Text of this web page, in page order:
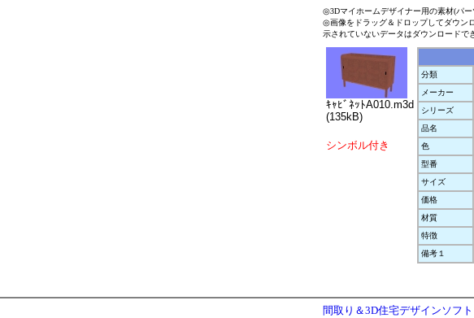
◎3Dマイホームデザイナー用の素材(パー
◎画像をドラッグ＆ドロップしてダウン
示されていないデータはダウンロードで
ｷｬﾋﾞﾈｯﾄA010.m3d
(135kB)
シンボル付き
分類
メーカー
シリーズ
品名
色
型番
サイズ
価格
材質
特徴
備考１
間取り＆3D住宅デザインソフ